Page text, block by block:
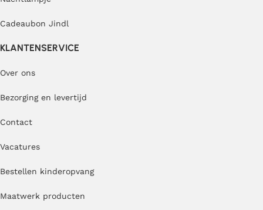
Cadeaubon Jindl
KLANTENSERVICE
Over ons
Bezorging en levertijd
Contact
Vacatures
Bestellen kinderopvang
Maatwerk producten